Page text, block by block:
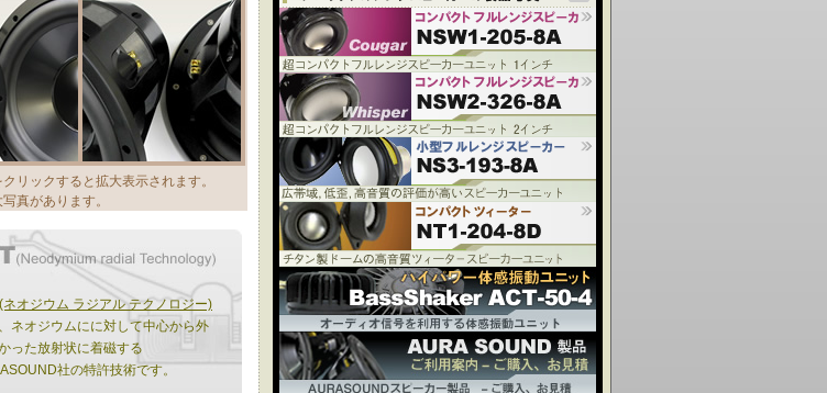
リックすると拡大表示されます。
真があります。
(ネオジウム ラジアル テクノロジー)
ネオジウムにに対して中心から外
った放射状に着磁する
社の特許技術です。